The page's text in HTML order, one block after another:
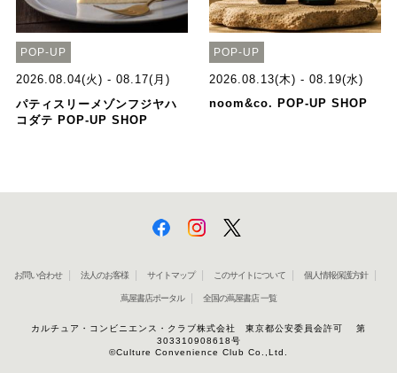
POP-UP
2026.08.04(火) - 08.17(月)
パティスリーメゾンフジヤハ
コダテ POP-UP SHOP
POP-UP
2026.08.13(木) - 08.19(水)
noom&co. POP-UP SHOP
お問い合わせ 法人のお客様 サイトマップ このサイトについて 個人情報保護方針
蔦屋書店ポータル 全国の蔦屋書店 一覧
カルチュア・コンビニエンス・クラブ株式会社 東京都公安委員会許可 第
303310908618号
©Culture Convenience Club Co.,Ltd.